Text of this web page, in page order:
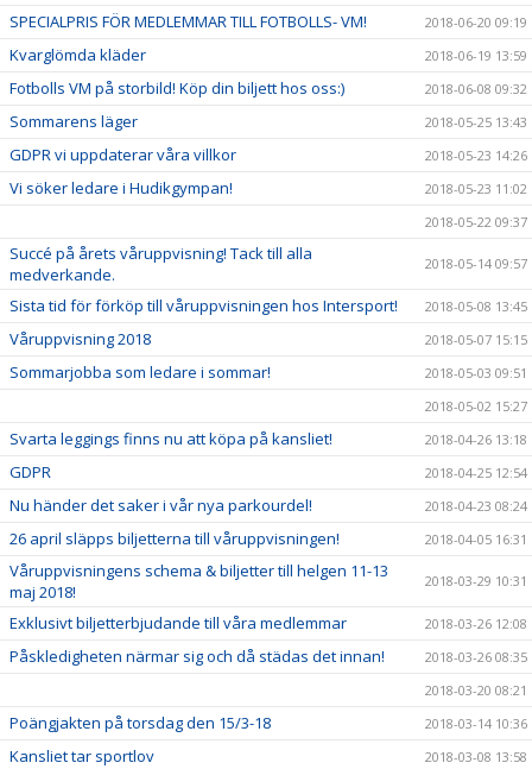
SPECIALPRIS FÖR MEDLEMMAR TILL FOTBOLLS- VM! 2018-06-20 09:19
Kvarglömda kläder 2018-06-19 13:59
Fotbolls VM på storbild! Köp din biljett hos oss:) 2018-06-08 09:32
Sommarens läger 2018-05-25 13:43
GDPR vi uppdaterar våra villkor 2018-05-23 14:26
Vi söker ledare i Hudikgympan!
2018-05-23 11:02
2018-05-22 09:37
Succé på årets våruppvisning! Tack till alla
medverkande.
2018-05-14 09:57
Sista tid för förköp till våruppvisningen hos Intersport! 2018-05-08 13:45
Våruppvisning 2018 2018-05-07 15:15
Sommarjobba som ledare i sommar!
2018-05-03 09:51
2018-05-02 15:27
Svarta leggings finns nu att köpa på kansliet! 2018-04-26 13:18
GDPR 2018-04-25 12:54
Nu händer det saker i vår nya parkourdel! 2018-04-23 08:24
26 april släpps biljetterna till våruppvisningen! 2018-04-05 16:31
Våruppvisningens schema & biljetter till helgen 11-13
maj 2018!
2018-03-29 10:31
Exklusivt biljetterbjudande till våra medlemmar 2018-03-26 12:08
Påskledigheten närmar sig och då städas det innan!
2018-03-26 08:35
2018-03-20 08:21
Poängjakten på torsdag den 15/3-18 2018-03-14 10:36
Kansliet tar sportlov 2018-03-08 13:58